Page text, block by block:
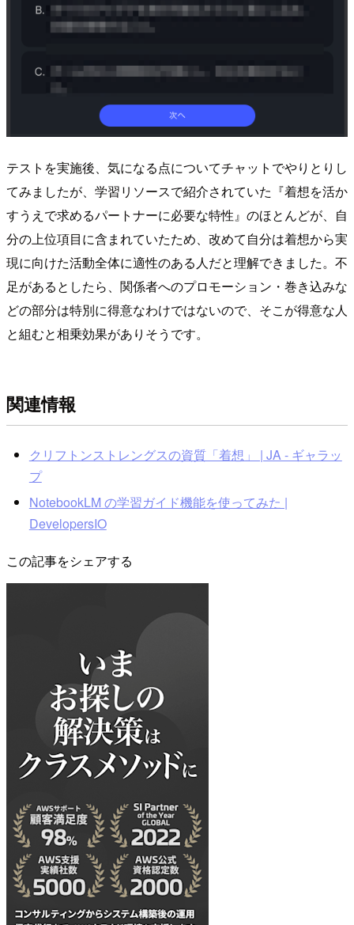
テストを実施後、気になる点についてチャットでやりとりし
てみましたが、学習リソースで紹介されていた『着想を活か
すうえで求めるパートナーに必要な特性』のほとんどが、自
分の上位項目に含まれていたため、改めて自分は着想から実
現に向けた活動全体に適性のある人だと理解できました。不
足があるとしたら、関係者へのプロモーション・巻き込みな
どの部分は特別に得意なわけではないので、そこが得意な人
と組むと相乗効果がありそうです。
関連情報
クリフトンストレングスの資質「着想」 | JA - ギャラッ
プ
NotebookLM の学習ガイド機能を使ってみた |
DevelopersIO
この記事をシェアする